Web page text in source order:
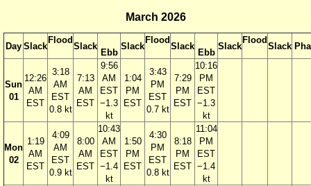
March 2026
Day Slack
Flood
Slack
Ebb
Slack
Flood
Slack
Ebb
Slack
Flood
Slack
Sun
01
12:26
AM
EST
3:18
AM
EST
0.8 kt
7:13
AM
EST
9:56
AM
EST
−1.3
kt
1:04
PM
EST
3:43
PM
EST
0.7 kt
7:29
PM
EST
10:16
PM
EST
−1.3
kt
Mon
02
1:19
AM
EST
4:09
AM
EST
0.9 kt
8:00
AM
EST
10:43
AM
EST
−1.4
kt
1:50
PM
EST
4:30
PM
EST
0.8 kt
8:18
PM
EST
11:04
PM
EST
−1.4
kt